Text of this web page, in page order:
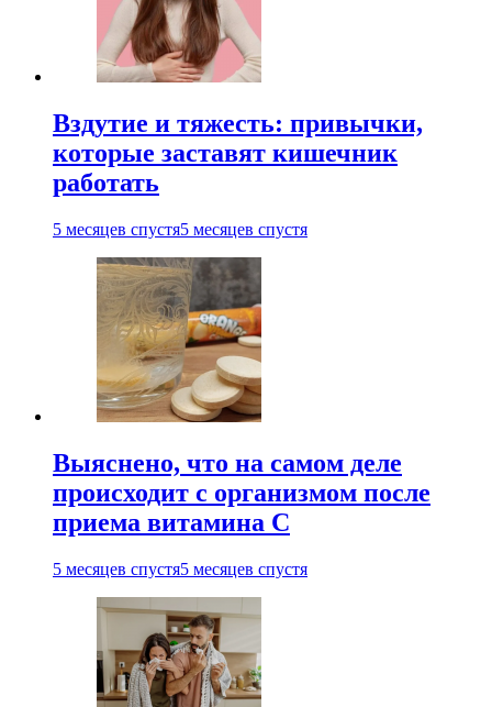
Вздутие и тяжесть: привычки,
которые заставят кишечник
работать
5 месяцев спустя5 месяцев спустя
Выяснено, что на самом деле
происходит с организмом после
приема витамина С
5 месяцев спустя5 месяцев спустя